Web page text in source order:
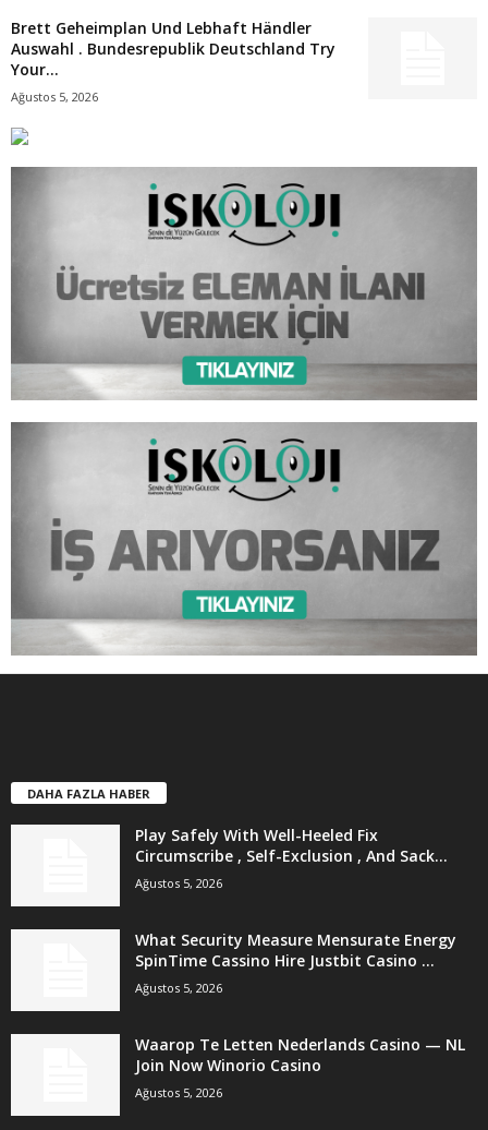
Brett Geheimplan Und Lebhaft Händler
Auswahl . Bundesrepublik Deutschland Try
Your...
Ağustos 5, 2026
DAHA FAZLA HABER
Play Safely With Well-Heeled Fix
Circumscribe , Self-Exclusion , And Sack...
Ağustos 5, 2026
What Security Measure Mensurate Energy
SpinTime Cassino Hire Justbit Casino ...
Ağustos 5, 2026
Waarop Te Letten Nederlands Casino — NL
Join Now Winorio Casino
Ağustos 5, 2026